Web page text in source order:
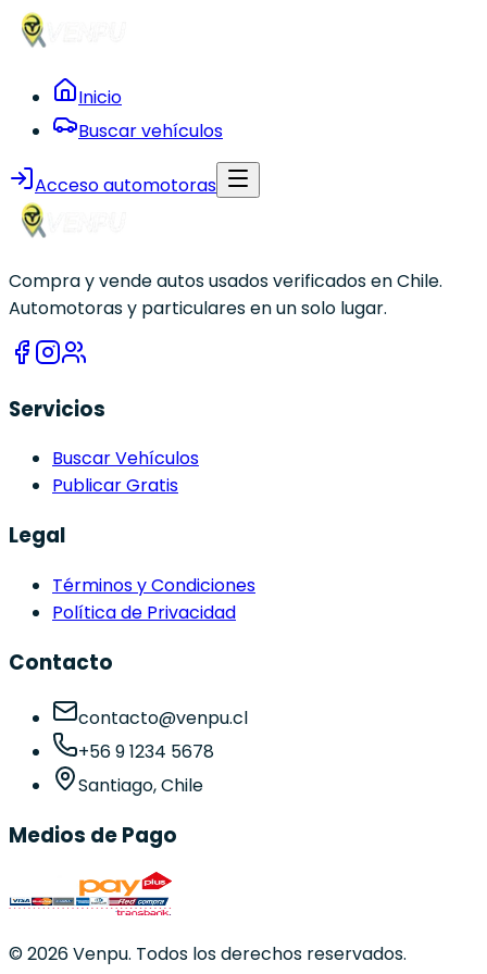
Inicio
Buscar vehículos
Acceso automotoras
Compra y vende autos usados verificados en Chile.
Automotoras y particulares en un solo lugar.
Servicios
Buscar Vehículos
Publicar Gratis
Legal
Términos y Condiciones
Política de Privacidad
Contacto
contacto@venpu.cl
+56 9 1234 5678
Santiago, Chile
Medios de Pago
©2026Venpu. Todos los derechos reservados.